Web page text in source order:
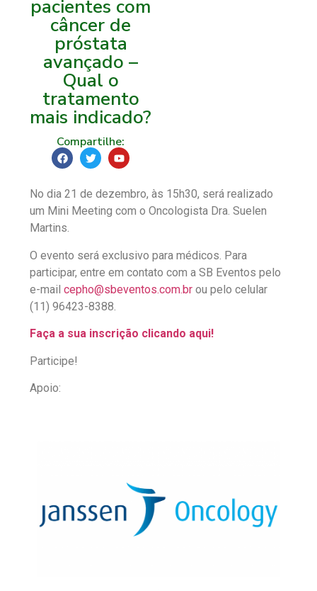
pacientes com
câncer de
próstata
avançado –
Qual o
tratamento
mais indicado?
Compartilhe:
No dia 21 de dezembro, às 15h30, será realizado
um Mini Meeting com o Oncologista Dra. Suelen
Martins.
O evento será exclusivo para médicos. Para
participar, entre em contato com a SB Eventos pelo
e-mail cepho@sbeventos.com.br ou pelo celular
(11) 96423-8388.
Faça a sua inscrição clicando aqui!
Participe!
Apoio: